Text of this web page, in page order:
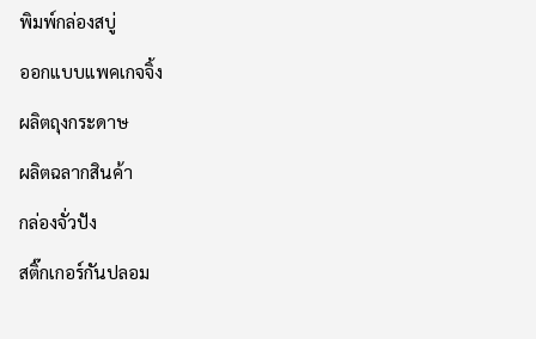
พิมพ์กล่องสบู่
ออกแบบแพคเกจจิ้ง
ผลิตถุงกระดาษ
ผลิตฉลากสินค้า
กล่องจั่วปัง
สติ๊กเกอร์กันปลอม